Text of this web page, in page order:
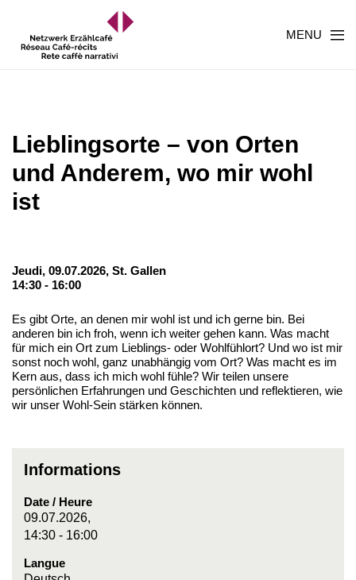
MENU
Lieblingsorte – von Orten
und Anderem, wo mir wohl
ist
Jeudi, 09.07.2026, St. Gallen
14:30 - 16:00
Es gibt Orte, an denen mir wohl ist und ich gerne bin. Bei
anderen bin ich froh, wenn ich weiter gehen kann. Was macht
für mich ein Ort zum Lieblings- oder Wohlfühlort? Und wo ist mir
sonst noch wohl, ganz unabhängig vom Ort? Was macht es im
Kern aus, dass ich mich wohl fühle? Wir teilen unsere
persönlichen Erfahrungen und Geschichten und reflektieren, wie
wir unser Wohl-Sein stärken können.
Informations
Date / Heure
09.07.2026,
14:30 - 16:00
Langue